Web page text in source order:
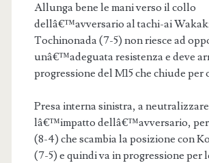
Allunga bene le mani verso il collo
dellâ€™avversario al tachi-ai
Tochinonada (7-5) non riesce ad
unâ€™adeguata resistenza e deve
progressione del M15 che chiude per
Presa interna sinistra, a neutralizzare
lâ€™impatto dellâ€™avversario,
(8-4) che scambia la posizione con
(7-5) e quindi va in progressione per